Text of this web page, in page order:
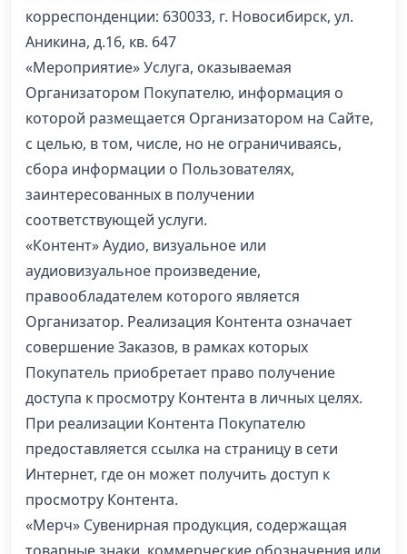
корреспонденции: 630033, г. Новосибирск, ул.
Аникина, д.16, кв. 647
«Мероприятие» Услуга, оказываемая
Организатором Покупателю, информация о
которой размещается Организатором на Сайте,
с целью, в том, числе, но не ограничиваясь,
сбора информации о Пользователях,
заинтересованных в получении
соответствующей услуги.
«Контент» Аудио, визуальное или
аудиовизуальное произведение,
правообладателем которого является
Организатор. Реализация Контента означает
совершение Заказов, в рамках которых
Покупатель приобретает право получение
доступа к просмотру Контента в личных целях.
При реализации Контента Покупателю
предоставляется ссылка на страницу в сети
Интернет, где он может получить доступ к
просмотру Контента.
«Мерч» Сувенирная продукция, содержащая